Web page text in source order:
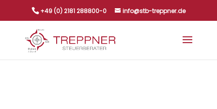
+49 (0) 2181 288800-0 info@stb-treppner.de